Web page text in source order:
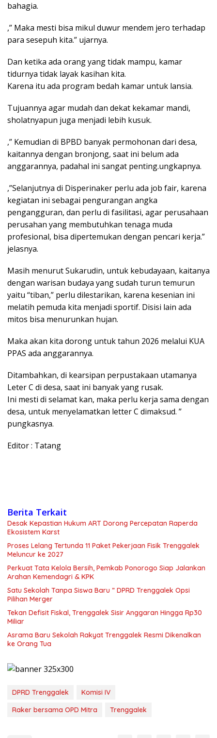
bahagia.
,” Maka mesti bisa mikul duwur mendem jero terhadap
para sesepuh kita.” ujarnya.
Dan ketika ada orang yang tidak mampu, kamar
tidurnya tidak layak kasihan kita.
Karena itu ada program bedah kamar untuk lansia.
Tujuannya agar mudah dan dekat kekamar mandi,
sholatnyapun juga menjadi lebih kusuk.
,” Kemudian di BPBD banyak permohonan dari desa,
kaitannya dengan bronjong, saat ini belum ada
anggarannya, padahal ini sangat penting.ungkapnya.
,”Selanjutnya di Disperinaker perlu ada job fair, karena
kegiatan ini sebagai pengurangan angka
pengangguran, dan perlu di fasilitasi, agar perusahaan
perusahan yang membutuhkan tenaga muda
profesional, bisa dipertemukan dengan pencari kerja.”
jelasnya.
Masih menurut Sukarudin, untuk kebudayaan, kaitanya
dengan warisan budaya yang sudah turun temurun
yaitu “tiban,” perlu dilestarikan, karena kesenian ini
melatih pemuda kita menjadi sportif. Disisi lain ada
mitos bisa menurunkan hujan.
Maka akan kita dorong untuk tahun 2026 melalui KUA
PPAS ada anggarannya.
Ditambahkan, di kearsipan perpustakaan utamanya
Leter C di desa, saat ini banyak yang rusak.
Ini mesti di selamat kan, maka perlu kerja sama dengan
desa, untuk menyelamatkan letter C dimaksud. ”
pungkasnya.
Editor : Tatang
Berita Terkait
Desak Kepastian Hukum ART Dorong Percepatan Raperda
Ekosistem Karst
Proses Lelang Tertunda 11 Paket Pekerjaan Fisik Trenggalek
Meluncur ke 2027
Perkuat Tata Kelola Bersih, Pemkab Ponorogo Siap Jalankan
Arahan Kemendagri & KPK
Satu Sekolah Tanpa Siswa Baru ” DPRD Trenggalek Opsi
Pilihan Merger
Tekan Defisit Fiskal, Trenggalek Sisir Anggaran Hingga Rp30
Miliar
Asrama Baru Sekolah Rakyat Trenggalek Resmi Dikenalkan
ke Orang Tua
DPRD Trenggalek
Komisi IV
Raker bersama OPD Mitra
Trenggalek